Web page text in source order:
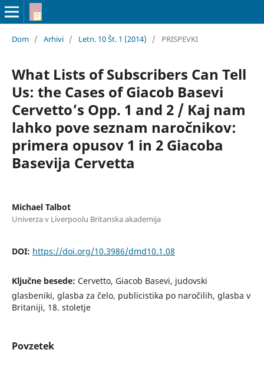
Dom / Arhivi / Letn. 10 Št. 1 (2014) / PRISPEVKI
What Lists of Subscribers Can Tell
Us: the Cases of Giacob Basevi
Cervetto’s Opp. 1 and 2 / Kaj nam
lahko pove seznam naročnikov:
primera opusov 1 in 2 Giacoba
Basevija Cervetta
Michael Talbot
Univerza v Liverpoolu Britanska akademija
DOI: https://doi.org/10.3986/dmd10.1.08
Ključne besede: Cervetto, Giacob Basevi, judovski
glasbeniki, glasba za čelo, publicistika po naročilih, glasba v
Britaniji, 18. stoletje
Povzetek